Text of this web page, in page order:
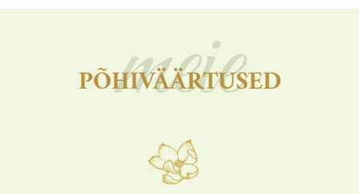
meie
PÕHIVÄÄRTUSED